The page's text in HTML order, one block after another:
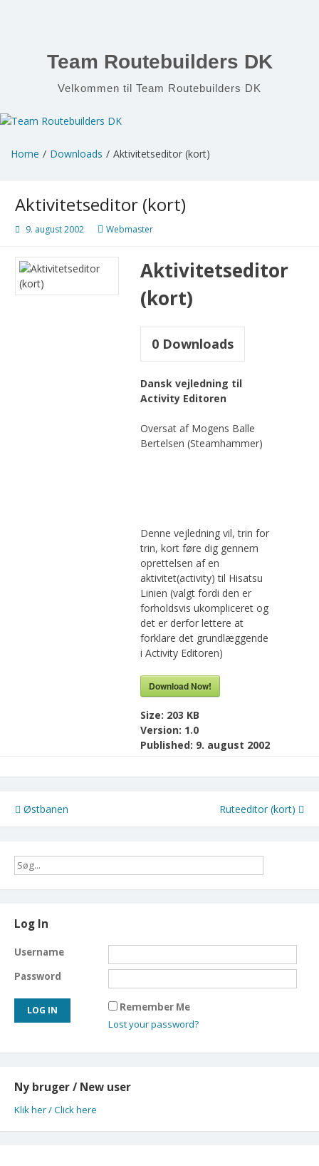
Team Routebuilders DK
Velkommen til Team Routebuilders DK
Home Downloads Aktivitetseditor (kort)
Aktivitetseditor (kort)
9. august 2002 Webmaster
Aktivitetseditor
(kort)
0 Downloads
Dansk vejledning til
Activity Editoren
Oversat af Mogens Balle
Bertelsen (Steamhammer)
Denne vejledning vil, trin for
trin, kort føre dig gennem
oprettelsen af en
aktivitet(activity) til Hisatsu
Linien (valgt fordi den er
forholdsvis ukompliceret og
det er derfor lettere at
forklare det grundlæggende
i Activity Editoren)
Download Now!
Size: 203 KB
Version: 1.0
Published: 9. august 2002
Indlægsnavigation
Østbanen Ruteeditor (kort)
Log In
Username
Password
Remember Me
Lost your password?
Ny bruger / New user
Klik her / Click here